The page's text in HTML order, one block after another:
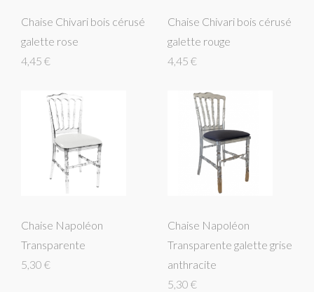
Chaise Chivari bois cérusé
galette rose
4,45 €
Chaise Chivari bois cérusé
galette rouge
4,45 €
Chaise Napoléon
Transparente
5,30 €
Chaise Napoléon
Transparente galette grise
anthracite
5,30 €